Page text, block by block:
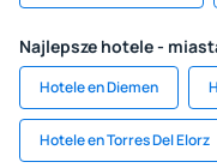
Najlepsze hotele -
Hotele en Diemen
Hotele en Torres Del Elorz